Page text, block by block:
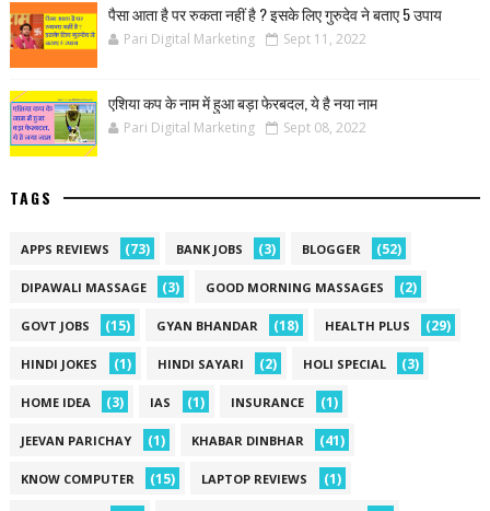
पैसा आता है पर रुकता नहीं है ? इसके लिए गुरुदेव ने बताए 5 उपाय
Pari Digital Marketing Sept 11, 2022
एशिया कप के नाम में हुआ बड़ा फेरबदल, ये है नया नाम
Pari Digital Marketing Sept 08, 2022
TAGS
APPS REVIEWS (73) BANK JOBS (3) BLOGGER (52)
DIPAWALI MASSAGE (3) GOOD MORNING MASSAGES (2)
GOVT JOBS (15) GYAN BHANDAR (18) HEALTH PLUS (29)
HINDI JOKES (1) HINDI SAYARI (2) HOLI SPECIAL (3)
HOME IDEA (3) IAS (1) INSURANCE (1)
JEEVAN PARICHAY (1) KHABAR DINBHAR (41)
KNOW COMPUTER (15) LAPTOP REVIEWS (1)